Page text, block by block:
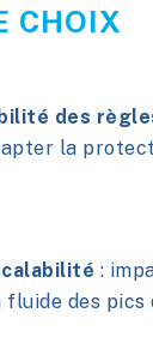
CHOIX
des
la
:
fluide des